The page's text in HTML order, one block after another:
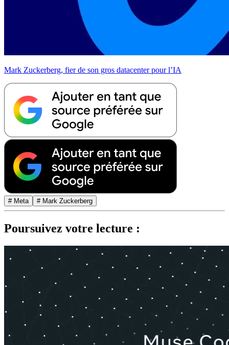
Mark Zuckerberg, fier de son gros datacenter pour l’IA
# Meta # Mark Zuckerberg
Poursuivez votre lecture :